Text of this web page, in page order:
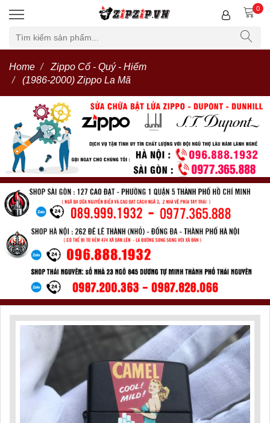
0
Home
Zippo Cổ - Quý - Hiếm
(1986-2000) Zippo La Mã